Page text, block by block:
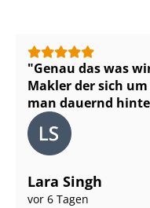
Genau das was
Makler der sich
man dauernd
Lara Singh
vor 6 Tagen